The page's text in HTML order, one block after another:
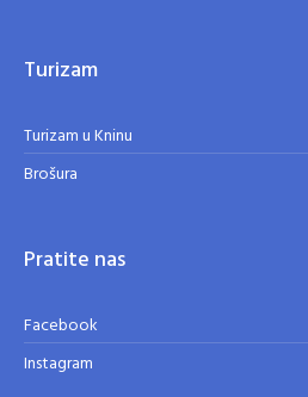
Turizam
Turizam u Kninu
Brošura
Pratite nas
Facebook
Instagram